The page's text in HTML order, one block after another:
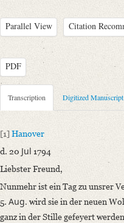
Parallel View Citation
PDF
Metadata Concerning
Sender: Sigmund Ernst,
Recipient: August Wilhelm
Place of Destination:
Date: 20.07.1794
Notations: Empfangsort
Manuscript
Transcription Digitized Manuscript
[1] Hanover
d. 20 Jul 1794
Liebster Freund,
Nunmehr ist ein Tag zu unsrer
5. Aug. wird sie in der neuen
ganz in der Stille gefeyert